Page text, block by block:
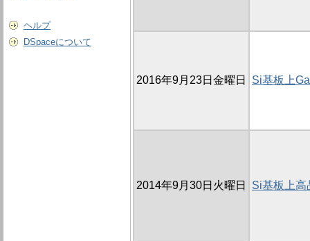
ヘルプ
DSpaceについて
2016年9月23日金曜日 Si基板上
2014年9月30日火曜日 Si基板上高